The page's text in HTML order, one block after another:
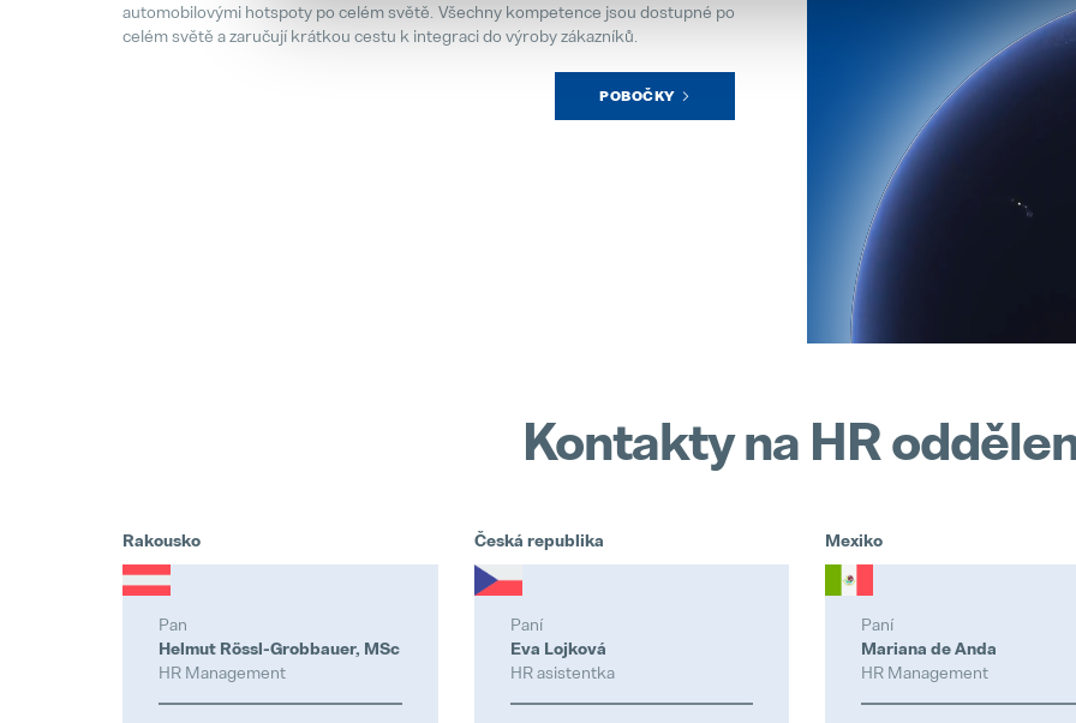
automobilovými hotspoty po celém světě. Všechny kompetence jsou dostupné po
celém světě a zaručují krátkou cestu k integraci do výroby zákazníků.
POBOČKY
Kontakty na HR
Rakousko
Pan
Helmut Rössl-Grobbauer, MSc
HR Management
Česká republika
Paní
Eva Lojková
HR asistentka
Mexiko
Paní
Mariana de Anda
HR Management